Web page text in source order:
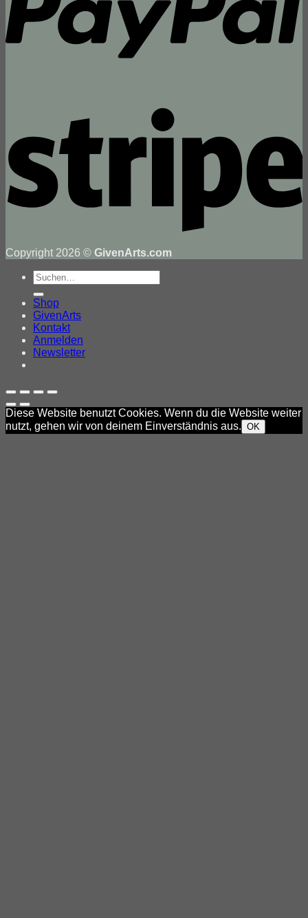
Copyright 2026 © GivenArts.com
Suche
nach:
Shop
GivenArts
Kontakt
Anmelden
Newsletter
Diese Website benutzt Cookies. Wenn du die Website weiter
nutzt, gehen wir von deinem Einverständnis aus. OK